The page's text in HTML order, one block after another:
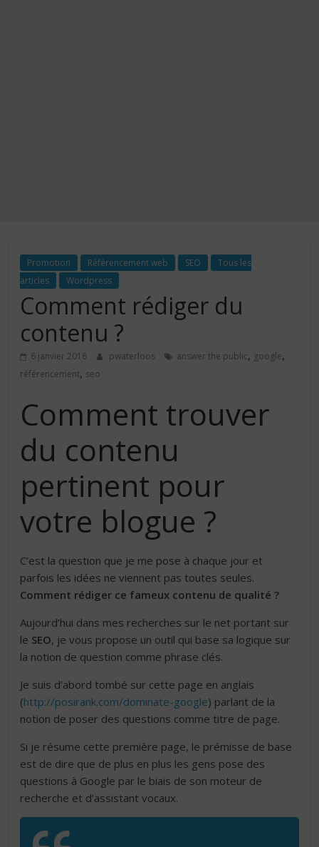
Promotion Référencement web SEO
Tous les
articles
Wordpress
Comment rédiger du
contenu ?
6 janvier 2016 pwaterloos answer the public, google,
référencement, seo
Comment trouver
du contenu
pertinent pour
votre blogue ?
C’est la question que je me pose à chaque jour et
parfois les idées ne viennent pas toutes seules.
Comment rédiger ce fameux contenu de qualité ?
Aujourd’hui dans mes recherches sur le net portant sur
le SEO, je vous propose un outil qui base sa logique sur
la notion de question comme phrase clés.
Je suis d’abord tombé sur cette page en anglais
(http://posirank.com/dominate-google) parlant de la
notion de poser des questions comme titre de page.
Si je résume cette première page, le prémisse de base
est de dire que de plus en plus les gens pose des
questions à Google par le biais de son moteur de
recherche et d’assistant vocaux.